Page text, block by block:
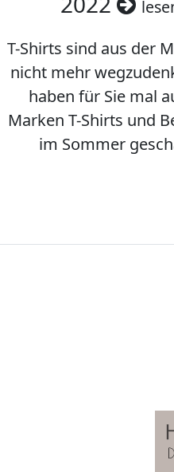
T-Shirts sind aus der
nicht mehr
haben für Sie mal
Marken T-Shirts und
im Sommer